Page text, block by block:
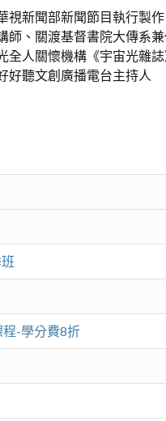
視新聞部新聞節目執行製
師、關渡基督書院大傳系
全人關懷機構《宇宙光雜
好聽文創廣播電台主持人
-學分費8折